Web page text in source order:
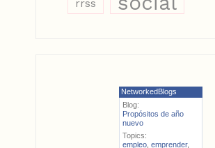
rrss
NetworkedBlogs
Blog:
Propósitos de año
nuevo
Topics:
empleo emprender,